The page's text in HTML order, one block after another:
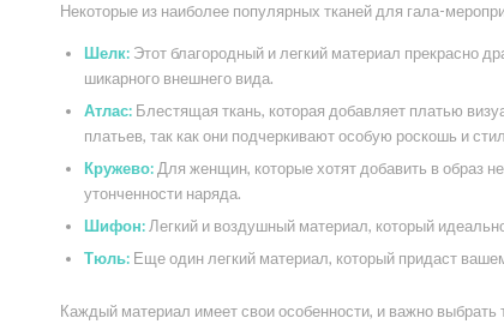
Некоторые из наиболее популярных тканей для гала-
Шелк: Этот благородный и легкий материал прекрасно
шикарного внешнего вида.
Атлас: Блестящая ткань, которая добавляет платью
платьев, так как они подчеркивают особую роскошь и
Кружево:Для женщин, которые хотят добавить в образ
утонченности наряда.
Шифон:Легкий и воздушный материал, который
Тюль: Еще один легкий материал, который придаст
Каждый материал имеет свои особенности, и важно